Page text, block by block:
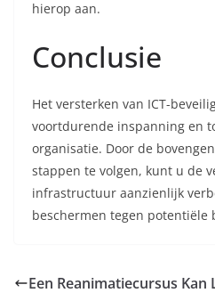
hierop aan.
Conclusie
Het versterken van ICT-
voortdurende inspanning en
organisatie. Door de
stappen te volgen, kunt u de
infrastructuur aanzienlijk
beschermen tegen potentiële
Een Reanimatiecursus Kan